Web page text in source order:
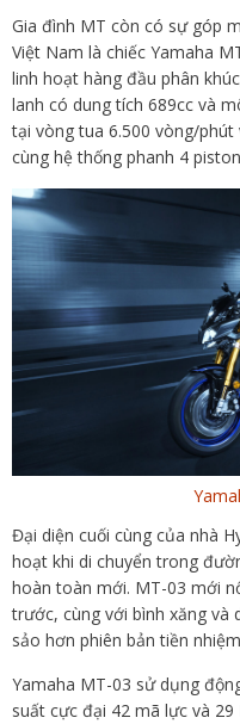
Gia đình MT còn có sự góp
Việt Nam là chiếc Yamaha
linh hoạt hàng đầu phân
lanh có dung tích 689cc và
tại vòng tua 6.500 vòng/
cùng hệ thống phanh 4
Đại diện cuối cùng của nhà
hoạt khi di chuyển trong
hoàn toàn mới. MT-03 mới
trước, cùng với bình xăng và
sảo hơn phiên bản tiền
Yamaha MT-03 sử dụng
suất cực đại 42 mã lực và